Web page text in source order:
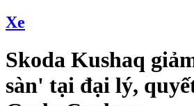
Xe
Skoda Kushaq
sàn' tại đại lý,